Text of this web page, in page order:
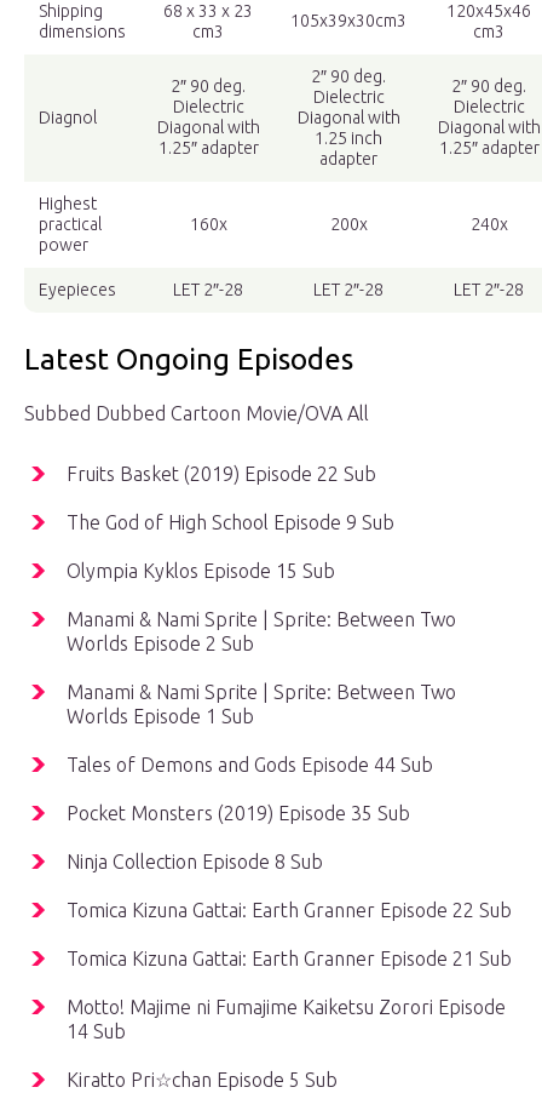
Shipping
dimensions
68 x 33 x 23
cm3
105x39x30cm3
120x45x46
cm3
Diagnol
2″ 90 deg.
Dielectric
Diagonal with
1.25″ adapter
2″ 90 deg.
Dielectric
Diagonal with
1.25 inch
adapter
2″ 90 deg.
Dielectric
Diagonal with
1.25″ adapter
Highest
practical
power
160x 200x 240x
Eyepieces LET 2″-28 LET 2″-28 LET 2″-28
Latest Ongoing Episodes
Subbed Dubbed Cartoon Movie/OVA All
Fruits Basket (2019) Episode 22 Sub
The God of High School Episode 9 Sub
Olympia Kyklos Episode 15 Sub
Manami & Nami Sprite | Sprite: Between Two
Worlds Episode 2 Sub
Manami & Nami Sprite | Sprite: Between Two
Worlds Episode 1 Sub
Tales of Demons and Gods Episode 44 Sub
Pocket Monsters (2019) Episode 35 Sub
Ninja Collection Episode 8 Sub
Tomica Kizuna Gattai: Earth Granner Episode 22 Sub
Tomica Kizuna Gattai: Earth Granner Episode 21 Sub
Motto! Majime ni Fumajime Kaiketsu Zorori Episode
14 Sub
Kiratto Pri☆chan Episode 5 Sub